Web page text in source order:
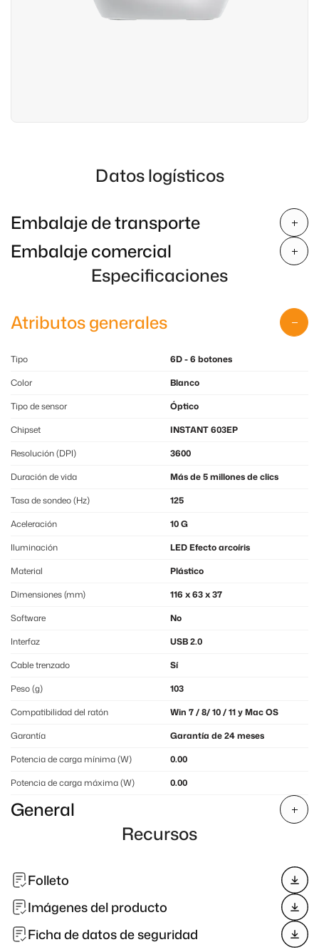
Datos logísticos
Embalaje de transporte
Embalaje comercial
Especificaciones
Atributos generales
Tipo
6D - 6 botones
Color
Blanco
Tipo de sensor
Óptico
Chipset
INSTANT 603EP
Resolución (DPI)
3600
Duración de vida
Más de 5 millones de clics
Tasa de sondeo (Hz)
125
Aceleración
10 G
Iluminación
LED Efecto arcoíris
Material
Plástico
Dimensiones (mm)
116 x 63 x 37
Software
No
Interfaz
USB 2.0
Cable trenzado
Sí
Peso (g)
103
Compatibilidad del ratón
Win 7 / 8/ 10 / 11 y Mac OS
Garantía
Garantía de 24 meses
Potencia de carga mínima (W)
0.00
Potencia de carga máxima (W)
0.00
General
Recursos
Folleto
Imágenes del producto
Ficha de datos de seguridad